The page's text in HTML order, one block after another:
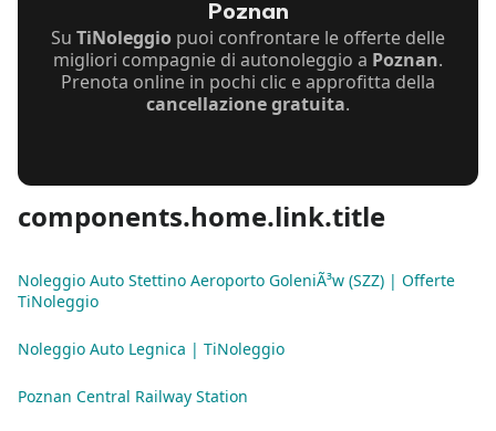
Poznan
Su TiNoleggio puoi confrontare le offerte delle
migliori compagnie di autonoleggio a Poznan.
Prenota online in pochi clic e approfitta della
cancellazione gratuita.
components.home.link.title
Noleggio Auto Stettino Aeroporto GoleniÃ³w (SZZ) | Offerte
TiNoleggio
Noleggio Auto Legnica | TiNoleggio
Poznan Central Railway Station